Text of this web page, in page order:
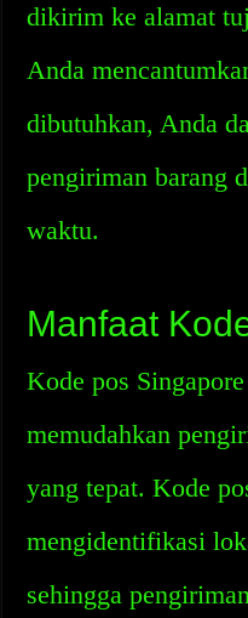
dikirim ke alamat
Anda
dibutuhkan, Anda
pengiriman barang
waktu.
Manfaat
Kode pos
memudahkan
yang tepat. Kode
mengidentifikasi
sehingga